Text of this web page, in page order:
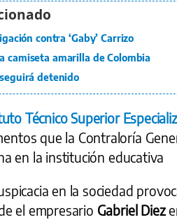
contra ‘Gaby’ Carrizo
camiseta amarilla de Colombia
detenido
Técnico Superior
que la Contraloría
en la institución educativa
en la sociedad
el empresario Gabriel Diez